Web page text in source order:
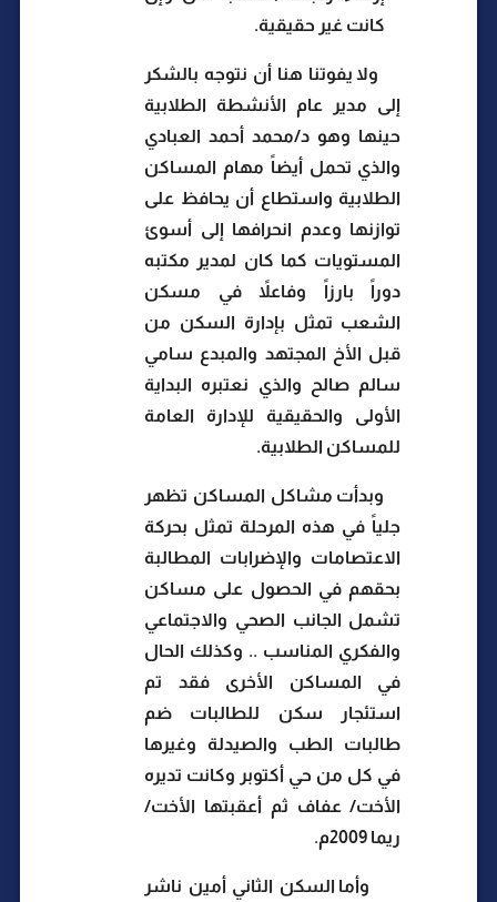
كانت غير حقيقية.
ولا يفوتنا هنا أن نتوجه بالشكر
إلى مدير عام الأنشطة الطلابية
حينها وهو د/محمد أحمد العبادي
والذي تحمل أيضاً مهام المساكن
الطلابية واستطاع أن يحافظ على
توازنها وعدم انحرافها إلى أسوئ
المستويات كما كان لمدير مكتبه
دوراً بارزاً وفاعلاً في مسكن
الشعب تمثل بإدارة السكن من
قبل الأخ المجتهد والمبدع سامي
سالم صالح والذي نعتبره البداية
الأولى والحقيقية للإدارة العامة
للمساكن الطلابية.
وبدأت مشاكل المساكن تظهر
جلياً في هذه المرحلة تمثل بحركة
الاعتصامات والإضرابات المطالبة
بحقهم في الحصول على مساكن
تشمل الجانب الصحي والاجتماعي
والفكري المناسب .. وكذلك الحال
في المساكن الأخرى فقد تم
استئجار سكن للطالبات ضم
طالبات الطب والصيدلة وغيرها
في كل من حي أكتوبر وكانت تديره
الأخت/ عفاف ثم أعقبتها الأخت/
ريما 2009م.
وأما السكن الثاني أمين ناشر